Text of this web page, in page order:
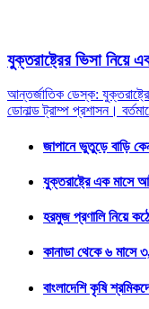
যুক্তরাষ্ট্রের ভিসা নিয়ে
আন্তর্জাতিক ডেস্ক:
ডোনাল্ড ট্রাম্প প্রশাসন।
জাপানে ভুতুড়ে বাড়ি
যুক্তরাষ্ট্রে এক মাসে
হরমুজ প্রণালি নিয়ে
কানাডা থেকে ৬ মাসে
বাংলাদেশি কৃষি